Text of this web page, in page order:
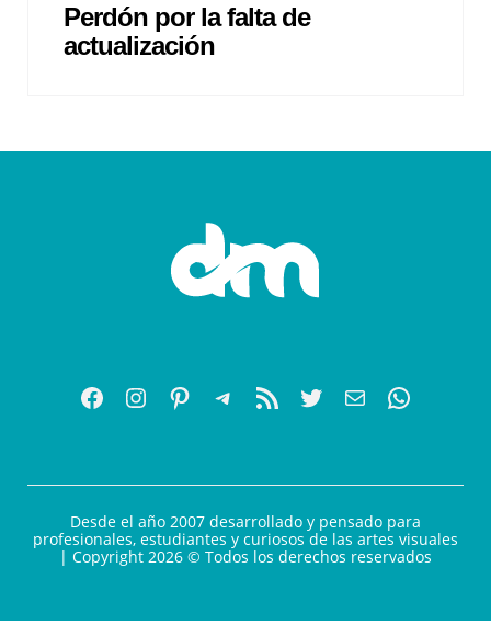
Perdón por la falta de
actualización
Desde el año 2007 desarrollado y pensado para
profesionales, estudiantes y curiosos de las artes visuales
| Copyright 2026 © Todos los derechos reservados